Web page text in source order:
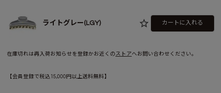
ライトグレー(LGY) カートに入れる
在庫切れは再入荷お知らせを登録かお近くのストアへお問い合わせください。
【会員登録で税込15,000円以上送料無料】